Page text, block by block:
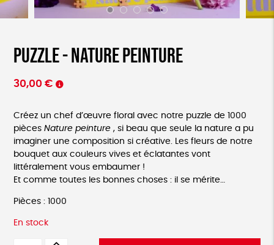
Puzzle - Nature peinture
30,00 €
Créez un chef d’œuvre floral avec notre puzzle de 1000
pièces Nature peinture, si beau que seule la nature a pu
imaginer une composition si créative. Les fleurs de notre
bouquet aux couleurs vives et éclatantes vont
littéralement vous embaumer !
Et comme toutes les bonnes choses : il se mérite…
Pièces : 1000
En stock